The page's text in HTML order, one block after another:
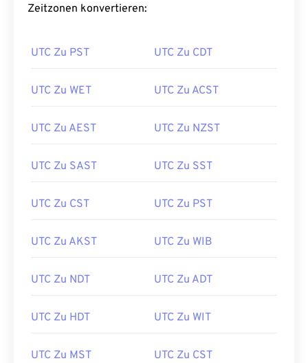
Zeitzonen konvertieren:
UTC Zu PST UTC Zu CDT
UTC Zu WET UTC Zu ACST
UTC Zu AEST UTC Zu NZST
UTC Zu SAST UTC Zu SST
UTC Zu CST UTC Zu PST
UTC Zu AKST UTC Zu WIB
UTC Zu NDT UTC Zu ADT
UTC Zu HDT UTC Zu WIT
UTC Zu MST UTC Zu CST